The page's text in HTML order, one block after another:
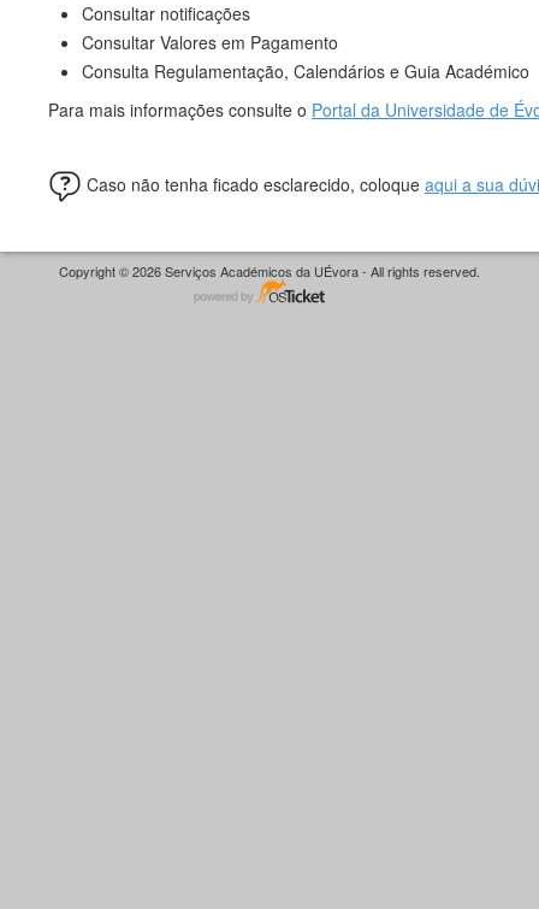
Consultar notificações
Consultar Valores em Pagamento
Consulta Regulamentação, Calendários e Guia Académico
Para mais informações consulte o Portal da Universidade de
Caso não tenha ficado esclarecido, coloque aqui a sua
Copyright © 2026 Serviços Académicos da UÉvora - All rights reserved.